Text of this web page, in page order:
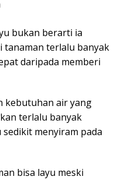
bukan berarti ia
tanaman terlalu banyak
daripada memberi
kebutuhan air yang
terlalu banyak
menyiram pada
bisa layu meski